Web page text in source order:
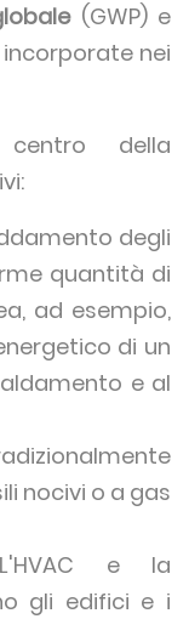
(GWP) e
nei
della
degli
quantità di
ad esempio,
di un
e al
nocivi o a gas
e la
gli edifici e i